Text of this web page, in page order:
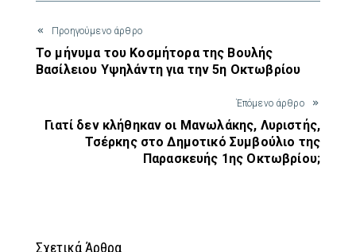
Προηγούμενο άρθρο
Το μήνυμα του Κοσμήτορα της Βουλής
Βασίλειου Υψηλάντη για την 5η Οκτωβρίου
Έπόμενο άρθρο
Γιατί δεν κλήθηκαν οι Μανωλάκης, Λυριστής,
Τσέρκης στο Δημοτικό Συμβούλιο της
Παρασκευής 1ης Οκτωβρίου;
Σχετικά Άρθρα